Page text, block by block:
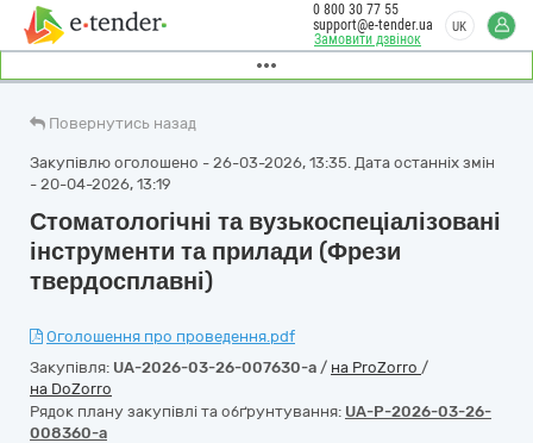
Замовити дзвінок
0 800 30 77 55
support@e-tender.ua
UK
Повернутись назад
Закупівлю оголошено - 26-03-2026, 13:35. Дата останніх змін
- 20-04-2026, 13:19
Стоматологічні та вузькоспеціалізовані
інструменти та прилади (Фрези
твердосплавні)
Оголошення про проведення.pdf
Закупівля: UA-2026-03-26-007630-a / на ProZorro /
на DoZorro
Рядок плану закупівлі та обґрунтування: UA-P-2026-03-26-
008360-a